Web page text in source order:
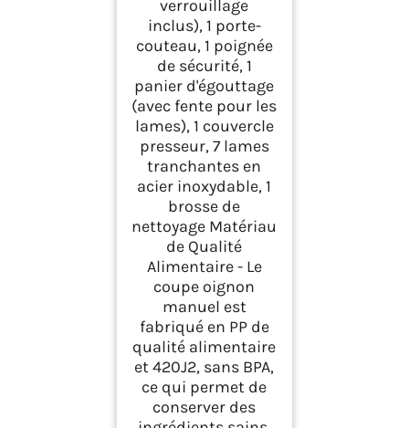
verrouillage
inclus), 1 porte-
couteau, 1 poignée
de sécurité, 1
panier d'égouttage
(avec fente pour les
lames), 1 couvercle
presseur, 7 lames
tranchantes en
acier inoxydable, 1
brosse de
nettoyage Matériau
de Qualité
Alimentaire - Le
coupe oignon
manuel est
fabriqué en PP de
qualité alimentaire
et 420J2, sans BPA,
ce qui permet de
conserver des